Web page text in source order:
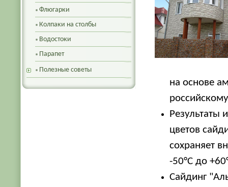
на основе
Результаты
цветов
сохраняет
-50°С до
Сайдинг
Флюгарки
Колпаки на столбы
Водостоки
Парапет
Полезные советы